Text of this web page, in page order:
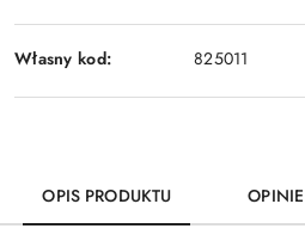
Własny kod: 825011
OPIS PRODUKTU